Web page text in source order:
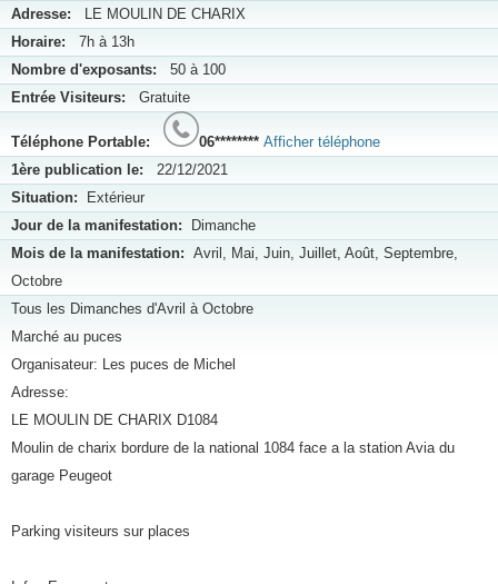
Adresse: LE MOULIN DE CHARIX
Horaire: 7h à 13h
Nombre d'exposants: 50 à 100
Entrée Visiteurs: Gratuite
Téléphone Portable: 06******** Afficher téléphone
1ère publication le: 22/12/2021
Situation: Extérieur
Jour de la manifestation: Dimanche
Mois de la manifestation: Avril, Mai, Juin, Juillet, Août, Septembre,
Octobre
Tous les Dimanches d'Avril à Octobre
Marché au puces
Organisateur: Les puces de Michel
Adresse:
LE MOULIN DE CHARIX D1084
Moulin de charix bordure de la national 1084 face a la station Avia du
garage Peugeot
Parking visiteurs sur places